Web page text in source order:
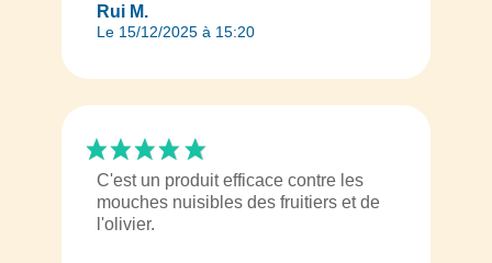
Rui M.
Le 15/12/2025 à 15:20
C'est un produit efficace contre les
mouches nuisibles des fruitiers et de
l'olivier.